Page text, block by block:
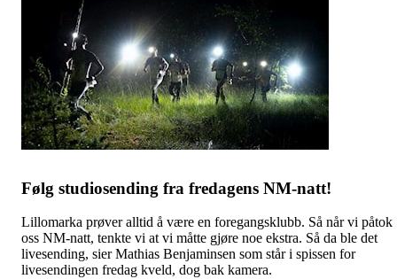
Følg studiosending fra fredagens NM-natt!
Lillomarka prøver alltid å være en foregangsklubb. Så når vi påtok
oss NM-natt, tenkte vi at vi måtte gjøre noe ekstra. Så da ble det
livesending, sier Mathias Benjaminsen som står i spissen for
livesendingen fredag kveld, dog bak kamera.